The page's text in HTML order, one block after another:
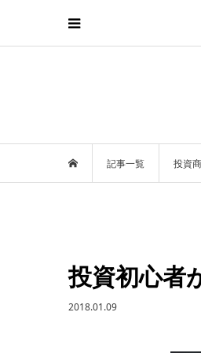
記事一覧 投資
投資初心者
2018.01.09